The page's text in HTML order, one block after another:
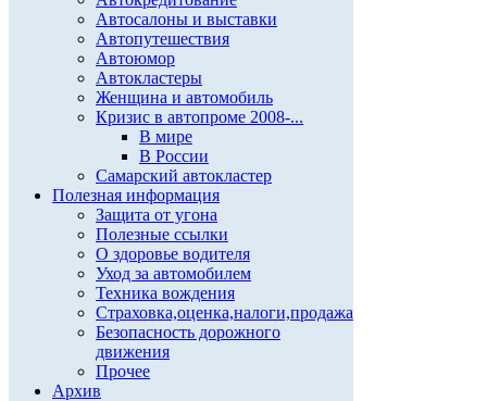
Автосалоны и выставки
Автопутешествия
Автоюмор
Автокластеры
Женщина и автомобиль
Кризис в автопроме 2008-...
В мире
В России
Самарский автокластер
Полезная информация
Защита от угона
Полезные ссылки
О здоровье водителя
Уход за автомобилем
Техника вождения
Страховка,оценка,налоги,продажа
Безопасность дорожного
движения
Прочее
Архив